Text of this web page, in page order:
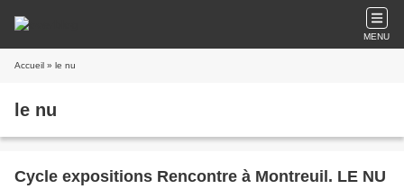
MENU
Accueil » le nu
le nu
Cycle expositions Rencontre à Montreuil. LE NU